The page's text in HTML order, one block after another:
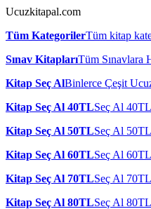
Ucuzkitapal.com
Tüm KategorilerTüm kitap
Sınav KitaplarıTüm Sınavlara
Kitap Seç AlBinlerce Çeşit
Kitap Seç Al 40TLSeç Al
Kitap Seç Al 50TLSeç Al
Kitap Seç Al 60TLSeç Al
Kitap Seç Al 70TLSeç Al
Kitap Seç Al 80TLSeç Al